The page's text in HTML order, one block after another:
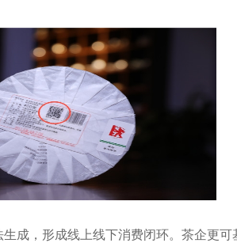
成，形成线上线下消费闭环。茶企更